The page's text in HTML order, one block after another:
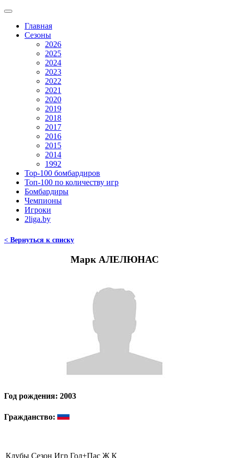
Главная
Сезоны
2026
2025
2024
2023
2022
2021
2020
2019
2018
2017
2016
2015
2014
1992
Top-100 бомбардиров
Топ-100 по количеству игр
Бомбардиры
Чемпионы
Игроки
2liga.by
< Вернуться к списку
Марк АЛЕЛЮНАС
Год рождения: 2003
Гражданство:
Клубы Сезон Игр Гол+Пас Ж К